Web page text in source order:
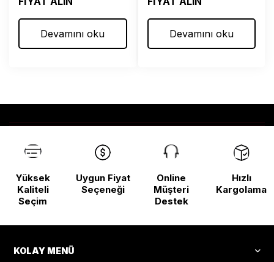
Devamını oku Devamını oku
Yüksek
Kaliteli
Seçim
Uygun Fiyat
Seçeneği
Online
Müşteri
Destek
Hızlı
Kargolama
KOLAY MENÜ